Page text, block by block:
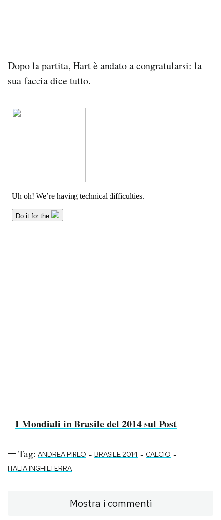
Dopo la partita, Hart è andato a congratularsi: la
sua faccia dice tutto.
–I Mondiali in Brasile del 2014 sul Post
Tag: ANDREA PIRLO - BRASILE 2014 - CALCIO -
ITALIA INGHILTERRA
Mostra i commenti